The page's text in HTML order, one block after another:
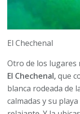
El Chechenal
Otro de los lugares
El Chechenal,que
blanca rodeada de
calmadas y su